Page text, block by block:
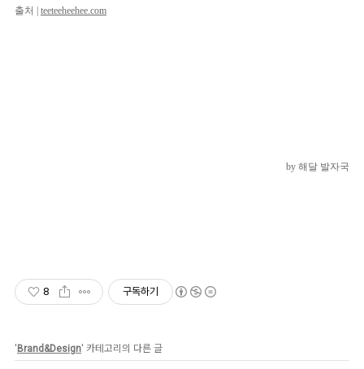
출처 | teeteeheehee.com
by 해달 발자국
8 구독하기
'Brand&Design' 카테고리의 다른 글